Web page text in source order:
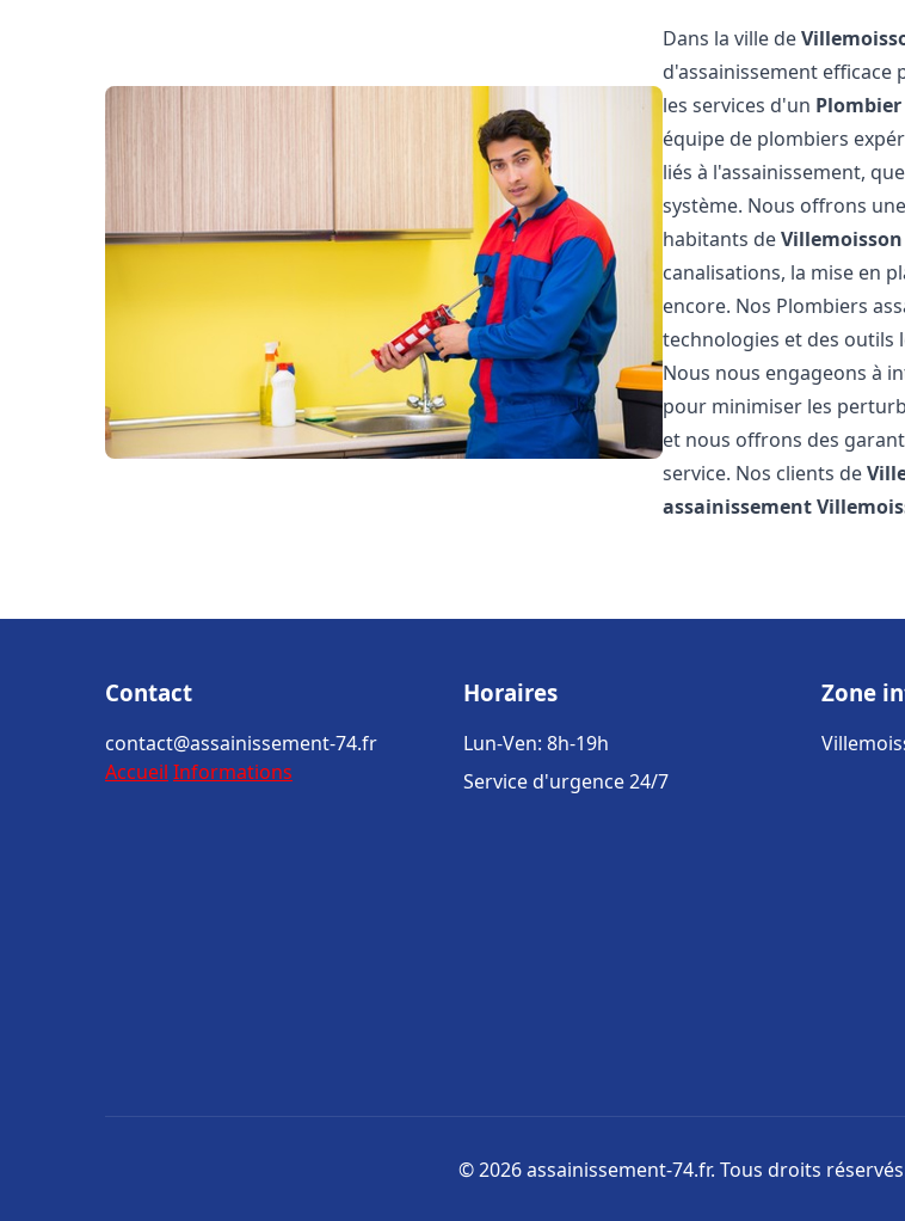
Dans la ville de
d'assainissement
les services d'un
équipe de plombiers
liés à l'assainissement,
système. Nous offrons
habitants de
canalisations, la mise en
encore. Nos Plombiers
technologies et des
Nous nous engageons à
pour minimiser les
et nous offrons des
service. Nos clients de
assainissement
Contact
contact@assainissement-74.fr
Accueil Informations
Horaires
Lun-Ven: 8h-19h
Service d'urgence 24/7
Zone
© 2026 assainissement-74.fr. Tous droits